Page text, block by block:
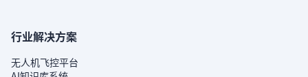
行业解决方案
无人机飞控平台